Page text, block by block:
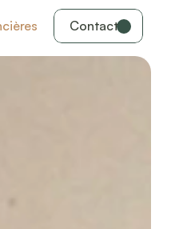
Contact